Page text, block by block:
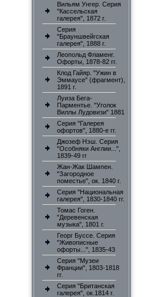
Вильям Унгер. Серия
"Кассельская
галерея", 1872 г.
Серия
"Брауншвейгская
галерея", 1888 г.
Леопольд Фламенг.
Офорты, 1878-82 гг.
Клод Гайяр. "Ужин в
Эммаусе" (фрагмент),
1891 г.
Луиза Бега-
Парментье. "Уголок
Виллы Лудовизи" 1881
Серия "Галерея
офортов", 1880-е гг.
Джозеф Нэш. Серия
"Особняки Англии...",
1839-49 гг
Жан-Жак Шампен.
"Загородное
поместье", ок. 1840 г.
Серия "Национальная
галерея", 1830-1840 гг.
Томас Гоген.
"Деревенская
музыка", 1801 г.
Георг Буссе. Серия
"Живописные
офорты...", 1835-43
Серия "Музеи
Франции", 1803-1818
гг.
Серия "Британская
галерея", ок.1814 г.